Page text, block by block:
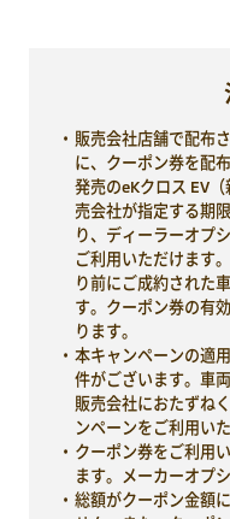
販売会社店舗で配布
に、クーポン券を配
発売のeKクロス EV
売会社が指定する期
り、ディーラーオプ
ご利用いただけます
り前にご成約された
す。クーポン券の有
ります。
本キャンペーンの適
件がございます。車
販売会社におたずね
ンペーンをご利用い
クーポン券をご利用
ます。メーカーオプ
総額がクーポン金額